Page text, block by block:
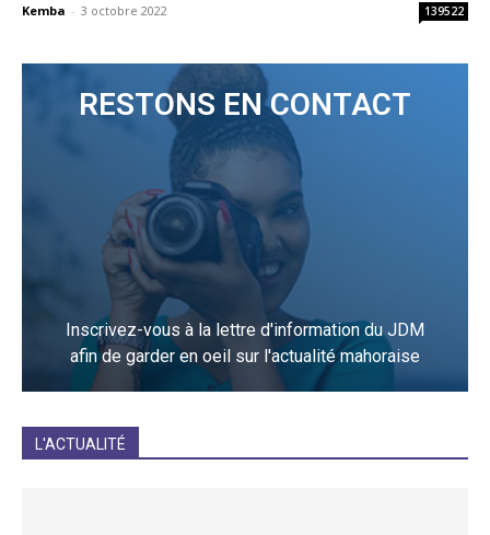
Kemba - 3 octobre 2022 139522
RESTONS EN CONTACT
Inscrivez-vous à la lettre d'information du JDM
afin de garder en oeil sur l'actualité mahoraise
L'ACTUALITÉ